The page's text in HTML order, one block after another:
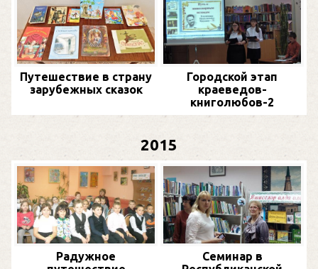
Путешествие в страну
зарубежных сказок
Городской этап
краеведов-
книголюбов-2
2015
Радужное
Семинар в